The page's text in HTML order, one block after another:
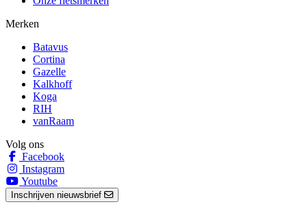
Merken
Batavus
Cortina
Gazelle
Kalkhoff
Koga
RIH
vanRaam
Volg ons
Facebook
Instagram
Youtube
Inschrijven nieuwsbrief